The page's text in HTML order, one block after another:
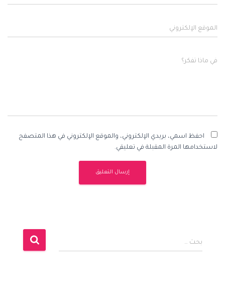
الموقع الإلكتروني
في ماذا تفكر؟
احفظ اسمي، بريدي الإلكتروني، والموقع الإلكتروني في هذا المتصفح
لاستخدامها المرة المقبلة في تعليقي.
ل
بحث …